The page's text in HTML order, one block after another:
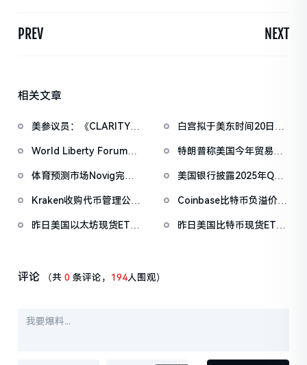
PREV NEXT
相关文章
美参议员：《CLARITY法
白宫拟于美东时间20日上
问题会议
World Liberty Forum政
总
特朗普称美国今年贸易逆
体育预测市场Novig完成
Pantera Capital领投
美国银行披露2025年Q4
持股增幅达1668%
Kraken收购代币管理公司
Coinbase比特币负溢价已
报-0.0545%
昨日美国以太坊现货ETF
昨日美国比特币现货ETF
评论 （共0 条评论， 194人围观）